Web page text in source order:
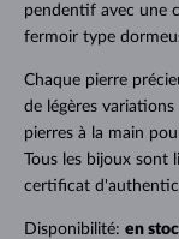
pendentif avec une
fermoir type
Chaque pierre
de légères
pierres à la main
Tous les bijoux
certificat
Disponibilité: en